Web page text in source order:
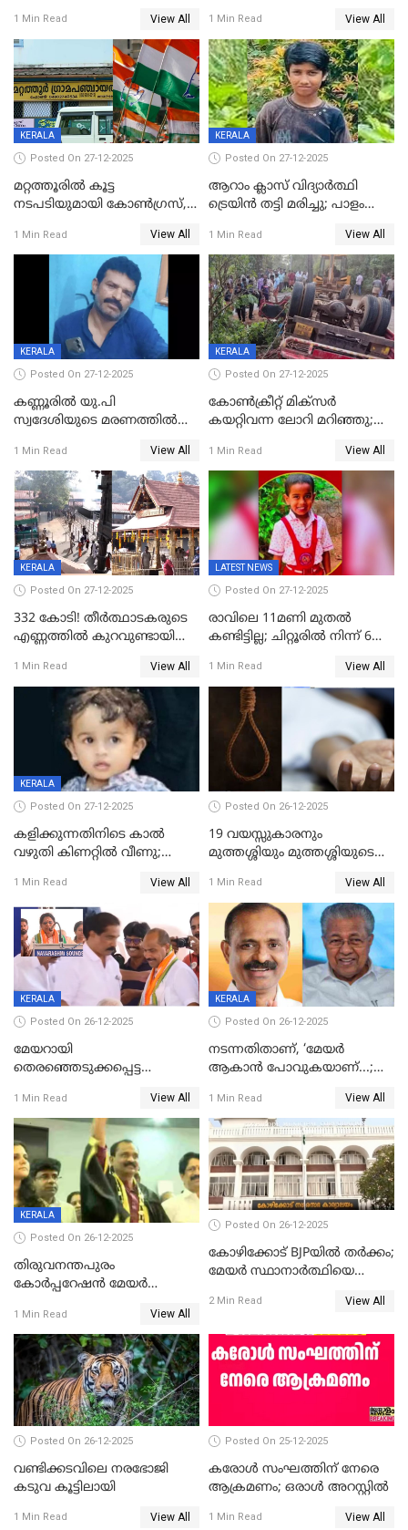
മാനസികപീഡനമെന്ന് കുറിപ്പ്
1 Min Read View All
സുഹൃത്തും പൊലീസ്
കസ്റ്റഡിയിൽ
1 Min Read View All
KERALA
Posted On 27-12-2025
മറ്റത്തൂരിൽ കൂട്ട
നടപടിയുമായി കോണ്‍ഗ്രസ്,
എട്ട് പേര്‍ ഉള്‍പ്പെടെ
പത്തുപേരെ പുറത്താക്കി,
ചൊവ്വന്നൂരിലും നടപടി
1 Min Read View All
KERALA
Posted On 27-12-2025
ആറാം ക്ലാസ് വിദ്യാർത്ഥി
ട്രെയിൻ തട്ടി മരിച്ചു; പാളം
അപകടം മലപ്പുറത്ത്
1 Min Read View All
KERALA
Posted On 27-12-2025
കണ്ണൂരിൽ യു.പി
സ്വദേശിയുടെ മരണത്തിൽ
കേസ്; തർക്കമുണ്ടായത്
ഫേഷ്യലിന് 300 രൂപ
ആവശ്യപ്പെട്ടതിനെച്ചൊല്ലി
1 Min Read View All
KERALA
Posted On 27-12-2025
കോണ്‍ക്രീറ്റ് മിക്‌സര്‍
കയറ്റിവന്ന ലോറി മറിഞ്ഞു;
അപകടം കണ്ണൂരിൽ
1 Min Read View All
KERALA
Posted On 27-12-2025
332 കോടി! തീർത്ഥാടകരുടെ
എണ്ണത്തിൽ കുറവുണ്ടായിട്ടും
കുതിച്ചുയരുന്നു
1 Min Read View All
LATEST NEWS
Posted On 27-12-2025
രാവിലെ 11മണി മുതൽ
കണ്ടിട്ടില്ല; ചിറ്റൂരിൽ നിന്ന് 6
1 Min Read View All
KERALA
Posted On 27-12-2025
കളിക്കുന്നതിനിടെ കാൽ
വഴുതി കിണറ്റിൽ വീണു;
ദാരുണാന്ത്യം
1 Min Read View All
Posted On 26-12-2025
19 വയസ്സുകാരനും
മുത്തശ്ശിയും മുത്തശ്ശിയുടെ
മരിച്ചനിലയിൽ
1 Min Read View All
KERALA
Posted On 26-12-2025
മേയറായി
തെരഞ്ഞെടുക്കപ്പെട്ട
ആദ്യ വോട്ട് അസാധു; കണ്ണൂർ
ഡെപ്യൂട്ടി മേയർ സ്ഥാനത്ത്
താഹിറിന് വിജയം
1 Min Read View All
KERALA
Posted On 26-12-2025
നടന്നതിതാണ്, ‘മേയർ
ആകാൻ പോവുകയാണ്...;
മുഖ്യമന്ത്രിയുടെ ഓഫീസ്
തന്നെ വിശദീകരിയ്ക്കുന്നു;
സത്യമിതാണ്
1 Min Read View All
KERALA
Posted On 26-12-2025
തിരുവനന്തപുരം
കോര്‍പ്പറേഷന്‍ മേയര്‍
ഹൈക്കോടതിയിലേക്ക്;
സത്യപ്രതിജ്ഞ ചടങ്ങില്‍
ചട്ടലംഘനമെന്ന് പാർട്ടി
1 Min Read View All
Posted On 26-12-2025
കോഴിക്കോട് BJPയിൽ തർക്കം;
മേയർ സ്ഥാനാർത്ഥിയെ
2 Min Read View All
Posted On 26-12-2025
വണ്ടിക്കടവിലെ നരഭോജി
കടുവ കൂട്ടിലായി
1 Min Read View All
Posted On 25-12-2025
കരോള്‍ സംഘത്തിന് നേരെ
ആക്രമണം; ഒരാള്‍ അറസ്റ്റില്‍
1 Min Read View All